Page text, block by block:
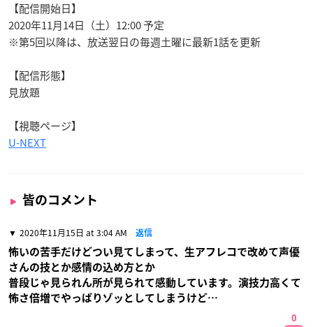
【配信開始日】
2020年11月14日（土）12:00 予定
※第5回以降は、放送翌日の毎週土曜に最新1話を更新
【配信形態】
見放題
【視聴ページ】
U-NEXT
皆のコメント
2020年11月15日 at 3:04 AM 返信
怖いの苦手だけどつい見てしまって、生アフレコで改めて声優
さんの技とか感情の込め方とか
普段じゃ見られん所が見られて感動しています。演技力高くて
怖さ倍増でやっぱりゾッとしてしまうけど…
0